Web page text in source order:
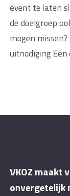
event te laten
de doelgroep
mogen
uitnodiging
VKOZ maakt
onvergetelijk